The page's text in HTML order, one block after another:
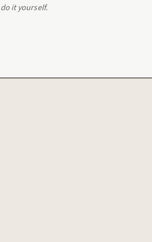
it yourself.